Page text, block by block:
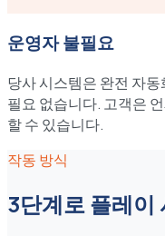
운영자 불필요
당사 시스템은 완전 자
필요 없습니다. 고객은
할 수 있습니다.
작동 방식
3단계로 플레이